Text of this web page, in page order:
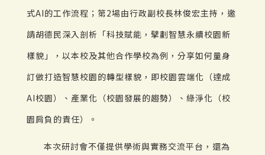
式AI的工作流程；第2場由行政副校長林俊宏主持，邀
請胡德民深入剖析「科技賦能，擘劃智慧永續校園新
樣貌」，以本校及其他合作學校為例，分享如何量身
訂做打造智慧校園的轉型樣貌，即校園雲端化（達成
AI校園）、產業化（校園發展的趨勢）、綠淨化（校
園肩負的責任）。
本次研討會不僅提供學術與實務交流平台，還為